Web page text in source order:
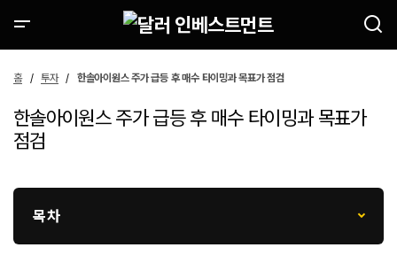
홈 투자 한솔아이원스 주가 급등 후 매수 타이밍과 목표가 점검
한솔아이원스 주가 급등 후 매수 타이밍과 목표가
점검
목차